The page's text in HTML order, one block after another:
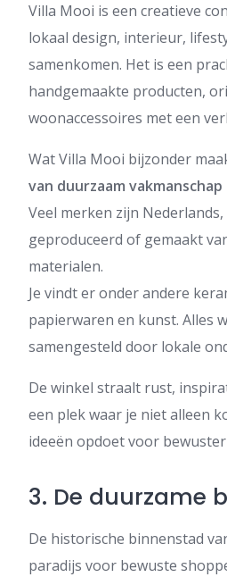
Villa Mooi is een creatieve
lokaal design, interieur,
samenkomen. Het is een
handgemaakte producten,
woonaccessoires met een
Wat Villa Mooi bijzonder
van duurzaam
Veel merken zijn
geproduceerd of gemaakt
materialen.
Je vindt er onder andere
papierwaren en kunst. Alles
samengesteld door lokale
De winkel straalt rust,
een plek waar je niet alleen
ideeën opdoet voor
3. De duurzame
De historische binnenstad
paradijs voor bewuste